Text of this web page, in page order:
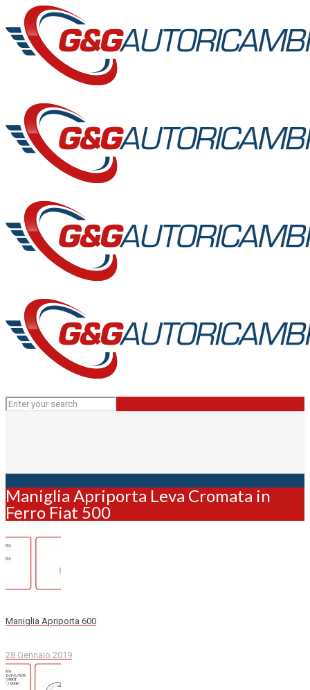
Maniglia Apriporta Leva Cromata in
Ferro Fiat 500
Maniglia Apriporta 600
28 Gennaio 2019